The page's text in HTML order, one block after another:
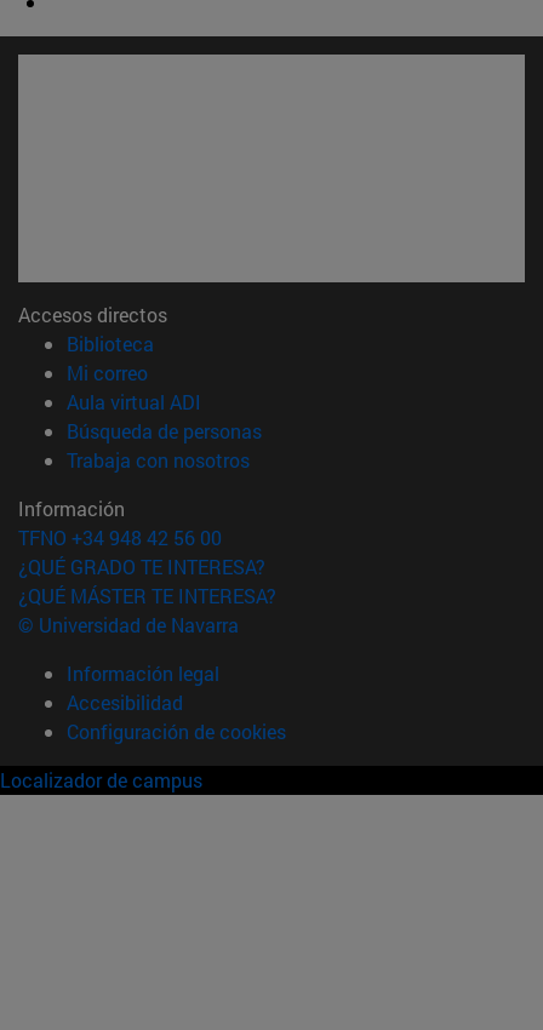
Accesos directos
Biblioteca
Mi correo(abre en nueva ventana)
Aula virtual ADI
Búsqueda de personas(abre en nueva ventana)
Trabaja con nosotros(abre en nueva ventana)
Información
TFNO +34 948 42 56 00
¿QUÉ GRADO TE INTERESA?
¿QUÉ MÁSTER TE INTERESA?
© Universidad de Navarra
Información legal
Accesibilidad
Configuración de cookies
Localizador de campus